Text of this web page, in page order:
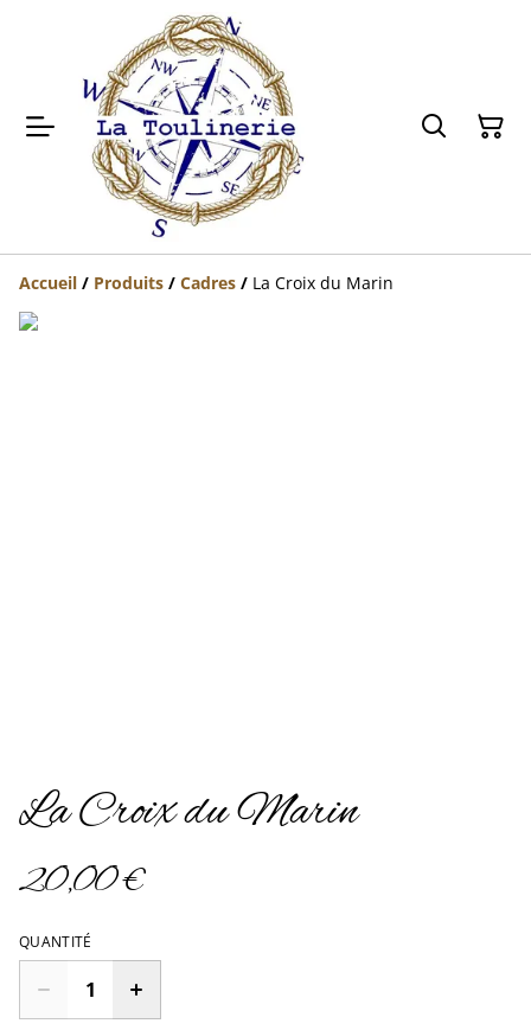
Accueil / Produits / Cadres / La Croix du Marin
La Croix du Marin
20,00 €
QUANTITÉ